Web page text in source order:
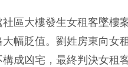
區大樓發生女租客墜樓
幅貶值。劉姓房東向女
成凶宅，最終判決女租